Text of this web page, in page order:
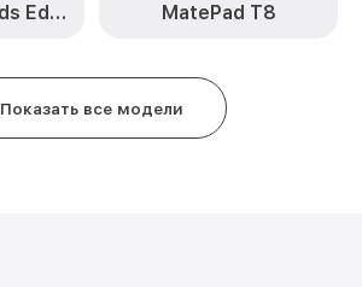
MatePad T8 Kids Edition MatePad T8
Показать все модели